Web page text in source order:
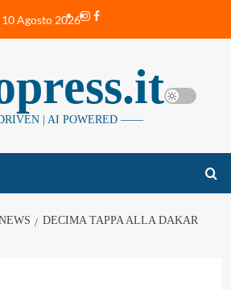
10 Agosto 2026Instagram
Facebook
| AI POWERED ——
DECIMA TAPPA ALLA DAKAR